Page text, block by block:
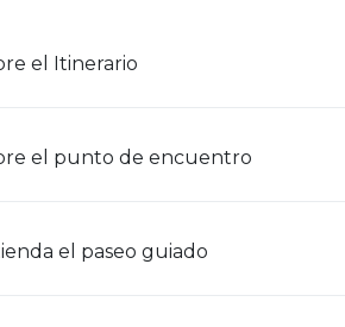
el Itinerario
el punto de encuentro
el paseo guiado